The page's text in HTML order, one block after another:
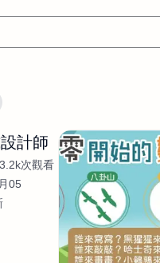
AI應用 AI 網頁
平面設計師 AI影片
商業攝影 廣
WordPress網站架設與網站維
影像設計 視覺設計
電商自媒體平面設計
計師
3.2k次觀看
05